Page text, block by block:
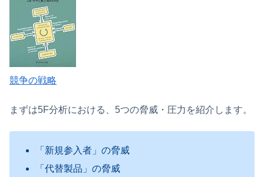
競争の戦略
まずは5F分析における、5つの脅威・圧力を紹介します。
「新規参入者」の脅威
「代替製品」の脅威